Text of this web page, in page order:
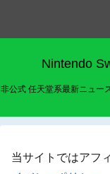
Nintendo
非公式 任天堂系最新ニュー
当サイトではアフ